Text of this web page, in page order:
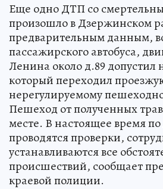
Еще одно ДТП со
произошло в Дзержинском
предварительным данным,
пассажирского автобуса,
Ленина около д.89 допустил
который переходил
нерегулируемому
Пешеход от полученных
месте. В настоящее время
проводятся проверки,
устанавливаются все
происшествий, сообщает
краевой полиции.